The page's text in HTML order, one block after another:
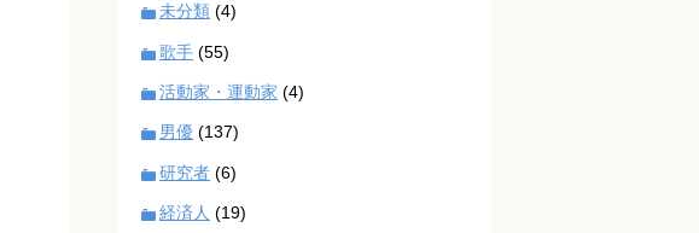
未分類 (4)
歌手 (55)
活動家・運動家 (4)
男優 (137)
研究者 (6)
経済人 (19)